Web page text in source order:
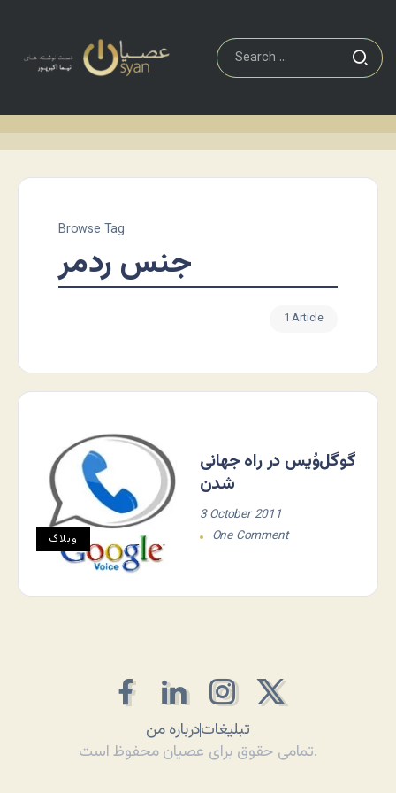
Browse Tag
جنس ردمر
1 Article
وبلاگ
گوگل‌وُیس در راه جهانی
شدن
3 October 2011
One Comment
درباره منتبلیغات
تمامی حقوق برای عصیان محفوظ است.